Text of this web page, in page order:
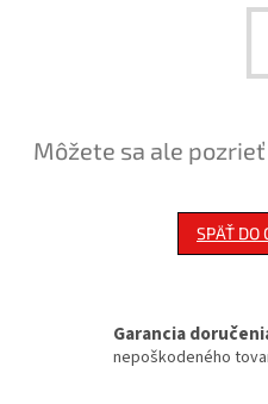
Môžete sa ale
SPÄŤ DO
Garancia
nepoškodeného